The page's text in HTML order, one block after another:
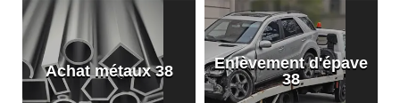
Achat métaux 38
Enlèvement d'épave
38